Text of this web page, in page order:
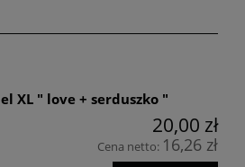
XL " love + serduszko "
20,00 zł
Cena netto: 16,26 zł